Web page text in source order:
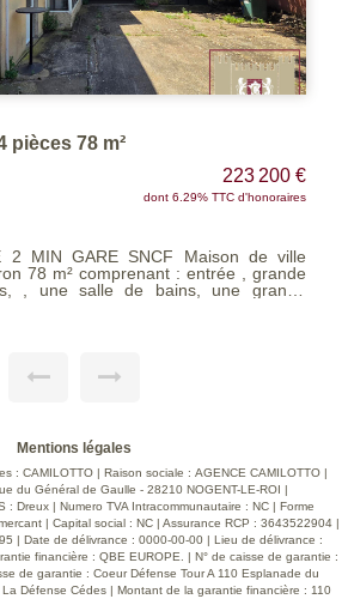
pièces 78 m²
223 200 €
dont 6.29% TTC d'honoraires
2 MIN GARE SNCF Maison de ville
78 m² comprenant : entrée , grande
salle de bains, une grange
Mentions légales
: CAMILOTTO | Raison sociale : AGENCE CAMILOTTO |
du Général de Gaulle - 28210 NOGENT-LE-ROI |
Dreux | Numero TVA Intracommunautaire : NC | Forme
| Capital social : NC | Assurance RCP : 3643522904 |
| Date de délivrance : 0000-00-00 | Lieu de délivrance :
financière : QBE EUROPE. | N° de caisse de garantie :
de garantie : Coeur Défense Tour A 110 Esplanade du
Défense Cédes | Montant de la garantie financière : 110